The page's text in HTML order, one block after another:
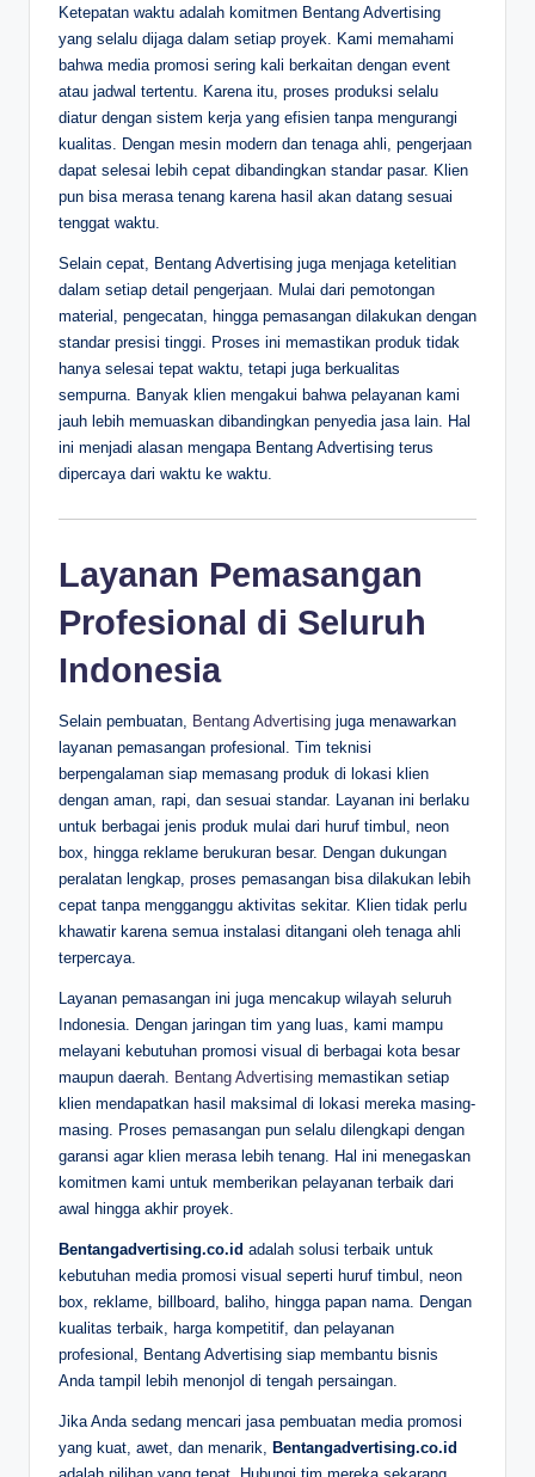
Ketepatan waktu adalah komitmen Bentang Advertising
yang selalu dijaga dalam setiap proyek. Kami memahami
bahwa media promosi sering kali berkaitan dengan event
atau jadwal tertentu. Karena itu, proses produksi selalu
diatur dengan sistem kerja yang efisien tanpa mengurangi
kualitas. Dengan mesin modern dan tenaga ahli, pengerjaan
dapat selesai lebih cepat dibandingkan standar pasar. Klien
pun bisa merasa tenang karena hasil akan datang sesuai
tenggat waktu.
Selain cepat, Bentang Advertising juga menjaga ketelitian
dalam setiap detail pengerjaan. Mulai dari pemotongan
material, pengecatan, hingga pemasangan dilakukan dengan
standar presisi tinggi. Proses ini memastikan produk tidak
hanya selesai tepat waktu, tetapi juga berkualitas
sempurna. Banyak klien mengakui bahwa pelayanan kami
jauh lebih memuaskan dibandingkan penyedia jasa lain. Hal
ini menjadi alasan mengapa Bentang Advertising terus
dipercaya dari waktu ke waktu.
Layanan Pemasangan
Profesional di Seluruh
Indonesia
Selain pembuatan, Bentang Advertising juga menawarkan
layanan pemasangan profesional. Tim teknisi
berpengalaman siap memasang produk di lokasi klien
dengan aman, rapi, dan sesuai standar. Layanan ini berlaku
untuk berbagai jenis produk mulai dari huruf timbul, neon
box, hingga reklame berukuran besar. Dengan dukungan
peralatan lengkap, proses pemasangan bisa dilakukan lebih
cepat tanpa mengganggu aktivitas sekitar. Klien tidak perlu
khawatir karena semua instalasi ditangani oleh tenaga ahli
terpercaya.
Layanan pemasangan ini juga mencakup wilayah seluruh
Indonesia. Dengan jaringan tim yang luas, kami mampu
melayani kebutuhan promosi visual di berbagai kota besar
maupun daerah. Bentang Advertising memastikan setiap
klien mendapatkan hasil maksimal di lokasi mereka masing-
masing. Proses pemasangan pun selalu dilengkapi dengan
garansi agar klien merasa lebih tenang. Hal ini menegaskan
komitmen kami untuk memberikan pelayanan terbaik dari
awal hingga akhir proyek.
Bentangadvertising.co.id adalah solusi terbaik untuk
kebutuhan media promosi visual seperti huruf timbul, neon
box, reklame, billboard, baliho, hingga papan nama. Dengan
kualitas terbaik, harga kompetitif, dan pelayanan
profesional, Bentang Advertising siap membantu bisnis
Anda tampil lebih menonjol di tengah persaingan.
Jika Anda sedang mencari jasa pembuatan media promosi
yang kuat, awet, dan menarik, Bentangadvertising.co.id